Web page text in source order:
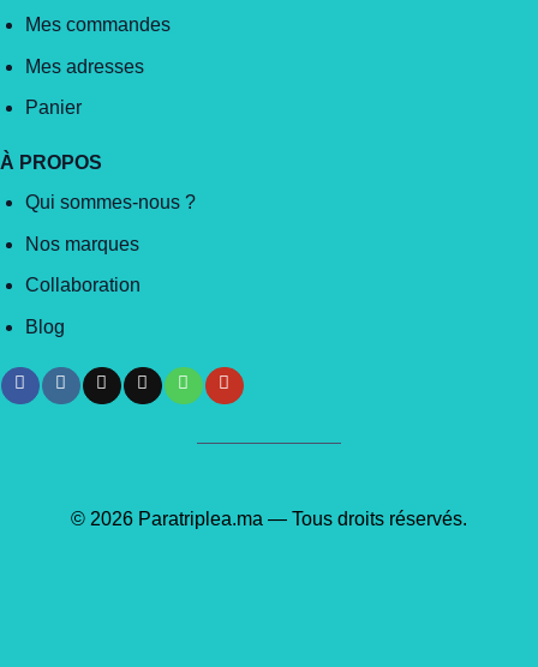
Mes commandes
Mes adresses
Panier
À PROPOS
Qui sommes-nous ?
Nos marques
Collaboration
Blog
© 2026 Paratriplea.ma — Tous droits réservés.